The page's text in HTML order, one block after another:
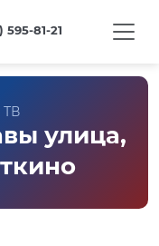
595-81-21
ТВ
улица,